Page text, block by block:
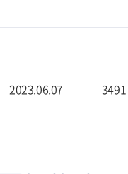
2023.06.07 3491